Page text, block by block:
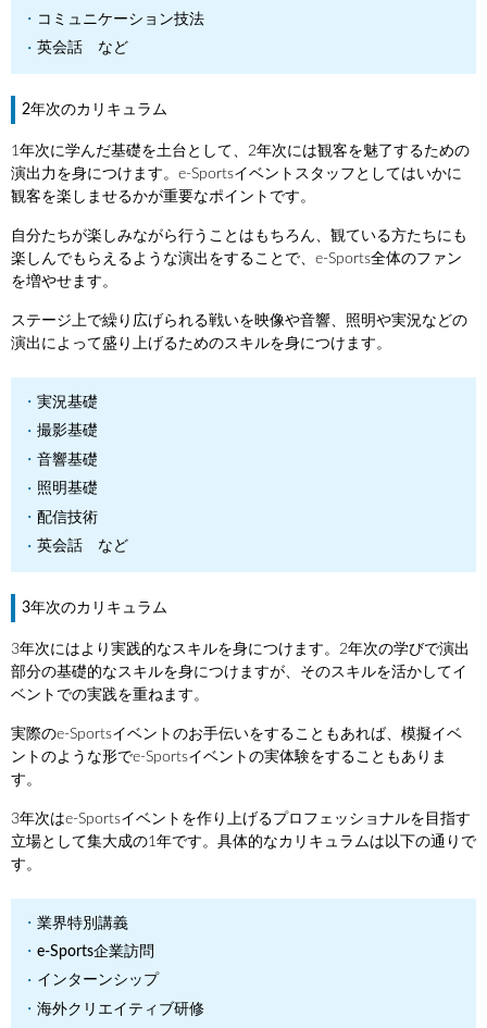
コミュニケーション技法
英会話 など
2年次のカリキュラム
1年次に学んだ基礎を土台として、2年次には観客を魅了するための
演出力を身につけます。e-Sportsイベントスタッフとしてはいかに
観客を楽しませるかが重要なポイントです。
自分たちが楽しみながら行うことはもちろん、観ている方たちにも
楽しんでもらえるような演出をすることで、e-Sports全体のファン
を増やせます。
ステージ上で繰り広げられる戦いを映像や音響、照明や実況などの
演出によって盛り上げるためのスキルを身につけます。
実況基礎
撮影基礎
音響基礎
照明基礎
配信技術
英会話 など
3年次のカリキュラム
3年次にはより実践的なスキルを身につけます。2年次の学びで演出
部分の基礎的なスキルを身につけますが、そのスキルを活かしてイ
ベントでの実践を重ねます。
実際のe-Sportsイベントのお手伝いをすることもあれば、模擬イベ
ントのような形でe-Sportsイベントの実体験をすることもありま
す。
3年次はe-Sportsイベントを作り上げるプロフェッショナルを目指す
立場として集大成の1年です。具体的なカリキュラムは以下の通りで
す。
業界特別講義
e-Sports企業訪問
インターンシップ
海外クリエイティブ研修